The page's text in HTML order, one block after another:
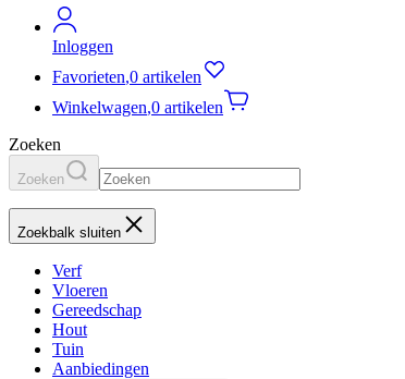
Inloggen
Favorieten,0 artikelen
Winkelwagen,0 artikelen
Zoeken
Zoeken
Zoekbalk sluiten
Verf
Vloeren
Gereedschap
Hout
Tuin
Aanbiedingen